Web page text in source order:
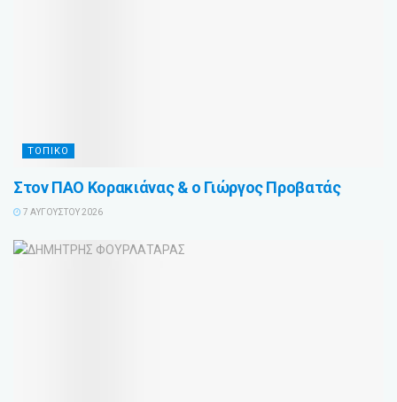
ΤΟΠΙΚΟ
Στον ΠΑΟ Κορακιάνας & ο Γιώργος Προβατάς
7 ΑΥΓΟΎΣΤΟΥ 2026